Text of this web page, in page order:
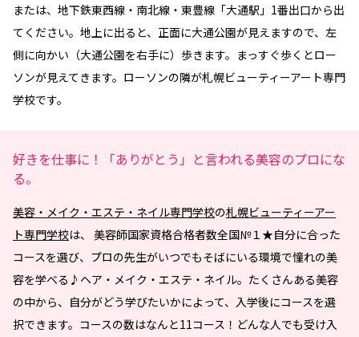
または、地下鉄東西線・南北線・東豊線「大通駅」1番出口から出
てください。地上に出ると、正面に大通公園が見えますので、左
側に向かい（大通公園を右手に）歩きます。まっすぐ歩くとロー
ソンが見えてきます。ローソンの隣が札幌ビューティーアート専門
学校です。
好きを仕事に！「ありがとう」と言われる美容のプロにな
る。
美容・メイク・エステ・ネイル専門学校の札幌ビューティーアー
ト専門学校は、 美容師国家資格合格者数全国№１★自分に合った
コースを選び、プロの先生がいつでもそばにいる環境で憧れの美
容を学べる♪ヘア・メイク・エステ・ネイル。たくさんある美容
の中から、自分がどう学びたいかによって、入学後にコースを選
択できます。コースの数はなんと11コース！どんな人でも受け入